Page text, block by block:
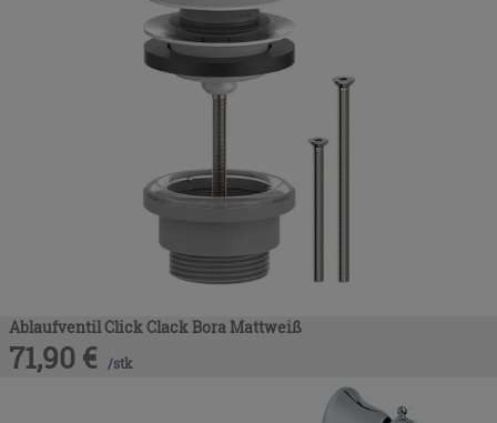
Ablaufventil Click Clack Bora Mattweiß
71,90 € /stk